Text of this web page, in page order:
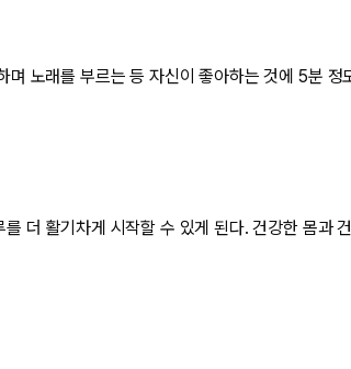
며 노래를 부르는 등 자신이 좋아하는 것에 5분 정
더 활기차게 시작할 수 있게 된다. 건강한 몸과